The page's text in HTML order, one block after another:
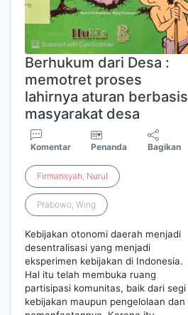
Berhukum dari Desa :
memotret proses
lahirnya aturan berbasis
masyarakat desa
Komentar Penanda Bagikan
Firmansyah, Nurul
Prabowo, Wing
Kebijakan otonomi daerah menjadi
desentralisasi yang menjadi
eksperimen kebijakan di Indonesia.
Hal itu telah membuka ruang
partisipasi komunitas, baik dari segi
kebijakan maupun pengelolaan dan